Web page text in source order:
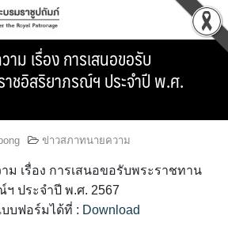
ม เรื่อง การเสนอขอรับ
าชอิสริยาภรณ์ฯ ประจำปี พ.ศ.
ข่าวสภาทนายความ
ม เรื่อง การเสนอขอรับพระราชทาน
ประจำปี พ.ศ. 2567
บฟอร์มได้ที่ : Download